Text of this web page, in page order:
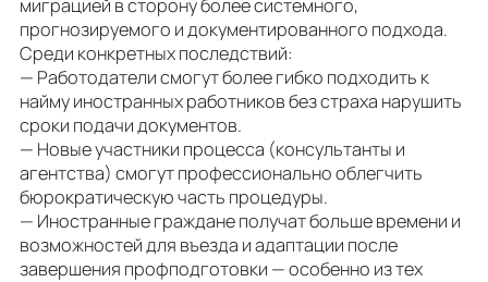
миграцией в сторону более системного,
прогнозируемого и документированного подхода.
Среди конкретных последствий:
— Работодатели смогут более гибко подходить к
найму иностранных работников без страха нарушить
сроки подачи документов.
— Новые участники процесса (консультанты и
агентства) смогут профессионально облегчить
бюрократическую часть процедуры.
— Иностранные граждане получат больше времени и
возможностей для въезда и адаптации после
завершения профподготовки — особенно из тех